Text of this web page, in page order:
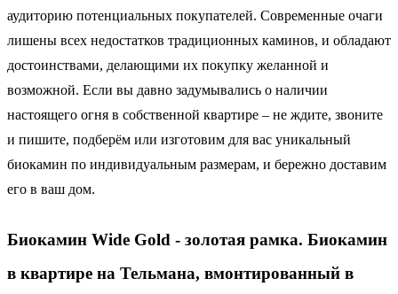
аудиторию потенциальных покупателей. Современные очаги
лишены всех недостатков традиционных каминов, и обладают
достоинствами, делающими их покупку желанной и
возможной. Если вы давно задумывались о наличии
настоящего огня в собственной квартире – не ждите, звоните
и пишите, подберём или изготовим для вас уникальный
биокамин по индивидуальным размерам, и бережно доставим
его в ваш дом.
Биокамин Wide Gold - золотая рамка. Биокамин
в квартире на Тельмана, вмонтированный в